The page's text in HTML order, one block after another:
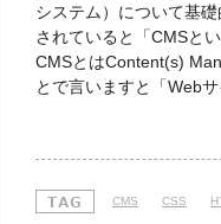
システム）について基
されていると「CMSと
CMSとはContent(s)
とで言いますと「Web
グのような感覚で"サイ
ルをお持ちでない方に
CMS CSS